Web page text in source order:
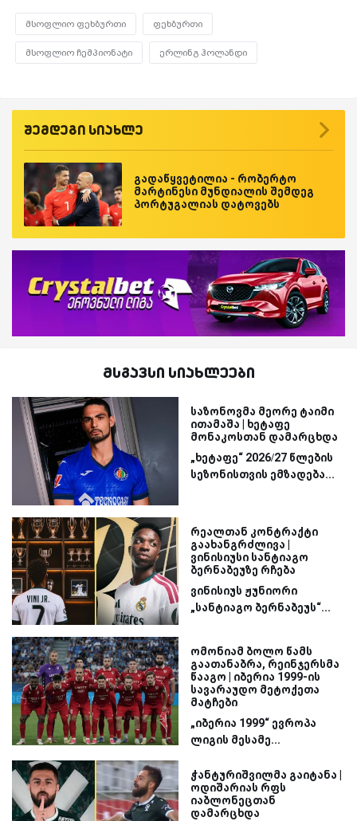
მსოფლიო ფეხბურთი ფეხბურთი
მსოფლიო ჩემპიონატი ერლინგ ჰოლანდი
შემდეგი სიახლე
გადაწყვეტილია - რობერტო
მარტინესი მუნდიალის შემდეგ
პორტუგალიას დატოვებს
მსგავსი სიახლეები
საზონოვმა მეორე ტაიმი
ითამაშა | ხეტაფე
მონაკოსთან დამარცხდა
„ხეტაფე“ 2026/27 წლების
სეზონისთვის ემზადება...
რეალთან კონტრაქტი
გაახანგრძლივა |
ვინისიუსი სანტიაგო
ბერნაბეუზე რჩება
ვინისიუს ჟუნიორი
„სანტიაგო ბერნაბეუს“...
ომონიამ ბოლო წამს
გაათანაბრა, რეინჯერსმა
წააგო | იბერია 1999-ის
სავარაუდო მეტოქეთა
მატჩები
„იბერია 1999“ ევროპა
ლიგის მესამე...
ჭანტურიშვილმა გაიტანა |
ოდიშარიას რფს
იაბლონეცთან
დამარცხდა